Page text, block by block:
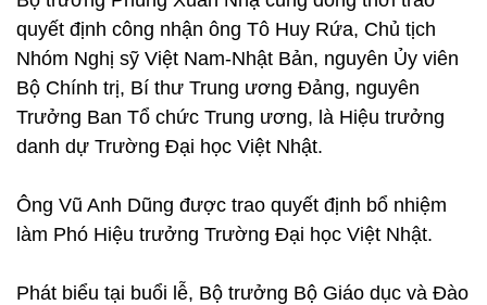
quyết định công nhận ông Tô Huy Rứa, Chủ tịch
Nhóm Nghị sỹ Việt Nam-Nhật Bản, nguyên Ủy viên
Bộ Chính trị, Bí thư Trung ương Đảng, nguyên
Trưởng Ban Tổ chức Trung ương, là Hiệu trưởng
danh dự Trường Đại học Việt Nhật.
Ông Vũ Anh Dũng được trao quyết định bổ nhiệm
làm Phó Hiệu trưởng Trường Đại học Việt Nhật.
Phát biểu tại buổi lễ, Bộ trưởng Bộ Giáo dục và Đào